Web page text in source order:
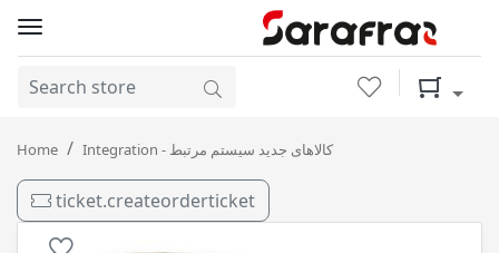
Wishlist
Home Integration - کالاهای جدید سیستم مرتبط
MAX1 20-50 SG 4L الیستر / 4
ticket.createorderticket